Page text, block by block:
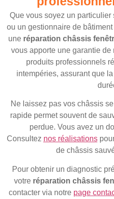
Que vous soyez un
ou un gestionnaire de
une réparation châssis
vous apporte une garantie
produits professionnels
intempéries, assurant que
Ne laissez pas vos châssis
rapide permet souvent de
perdue. Vous avez un
Consultez nos réalisations
de châssis
Pour obtenir un diagnostic
votre réparation châssis
contacter via notre page